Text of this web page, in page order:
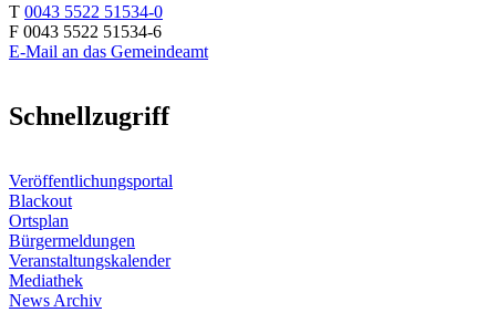
T 0043 5522 51534-0
F 0043 5522 51534-6
E-Mail an das Gemeindeamt
Schnellzugriff
Veröffentlichungsportal
Blackout
Ortsplan
Bürgermeldungen
Veranstaltungskalender
Mediathek
News Archiv